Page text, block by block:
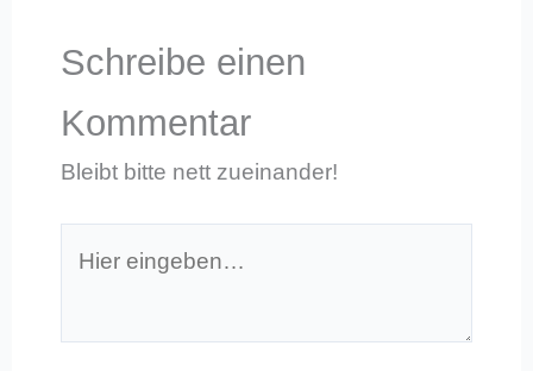
Schreibe einen
Kommentar
Bleibt bitte nett zueinander!
eingeben…